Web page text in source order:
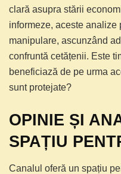
clară asupra stării
informeze, aceste analize
manipulare, ascunzând
confruntă cetățenii. Este
beneficiază de pe urma
sunt protejate?
OPINIE ȘI
SPAȚIU
Canalul oferă un spațiu